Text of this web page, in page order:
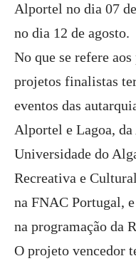
Alportel no dia 07
no dia 12 de agosto.
No que se refere
projetos finalistas
eventos das
Alportel e Lagoa, da
Universidade do
Recreativa e
na FNAC Portugal,
na programação da
O projeto vencedor